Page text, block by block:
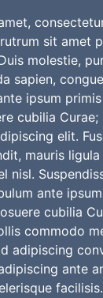
sit amet
molestie,
sapien,
ipsum
cubilia
elit.
mauris
nisl.
ante
cubilia
commodo
adipiscing
ante